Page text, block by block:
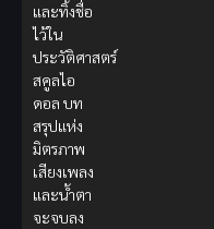
และทิ้งชื่อ
ไว้ใน
ประวัติศาสตร์
สคูลไอ
ดอล บท
สรุปแห่ง
มิตรภาพ
เสียงเพลง
และน้ำตา
จะจบลง